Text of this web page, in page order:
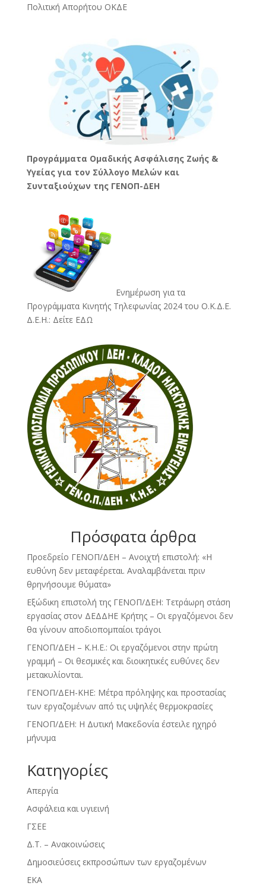
Πολιτική Απορήτου ΟΚΔΕ
Προγράμματα Ομαδικής Ασφάλισης Ζωής &
Υγείας για τον Σύλλογο Μελών και
Συνταξιούχων της ΓΕΝΟΠ-ΔΕΗ
Ενημέρωση για τα
Προγράμματα Κινητής Τηλεφωνίας 2024 του Ο.Κ.Δ.Ε.
Δ.Ε.Η.: Δείτε ΕΔΩ
Πρόσφατα άρθρα
Προεδρείο ΓΕΝΟΠ/ΔΕΗ – Ανοιχτή επιστολή: «Η
ευθύνη δεν μεταφέρεται. Αναλαμβάνεται πριν
θρηνήσουμε θύματα»
Εξώδικη επιστολή της ΓΕΝΟΠ/ΔΕΗ: Τετράωρη στάση
εργασίας στον ΔΕΔΔΗΕ Κρήτης – Οι εργαζόμενοι δεν
θα γίνουν αποδιοπομπαίοι τράγοι
ΓΕΝΟΠ/ΔΕΗ – Κ.Η.Ε.: Οι εργαζόμενοι στην πρώτη
γραμμή – Οι θεσμικές και διοικητικές ευθύνες δεν
μετακυλίονται.
ΓΕΝΟΠ/ΔΕΗ-ΚΗΕ: Μέτρα πρόληψης και προστασίας
των εργαζομένων από τις υψηλές θερμοκρασίες
ΓΕΝΟΠ/ΔΕΗ: Η Δυτική Μακεδονία έστειλε ηχηρό
μήνυμα
Kατηγορίες
Απεργία
Ασφάλεια και υγιεινή
ΓΣΕΕ
Δ.Τ. – Ανακοινώσεις
Δημοσιεύσεις εκπροσώπων των εργαζομένων
ΕΚΑ